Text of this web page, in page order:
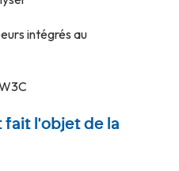
intégrés au
fait l'objet de la